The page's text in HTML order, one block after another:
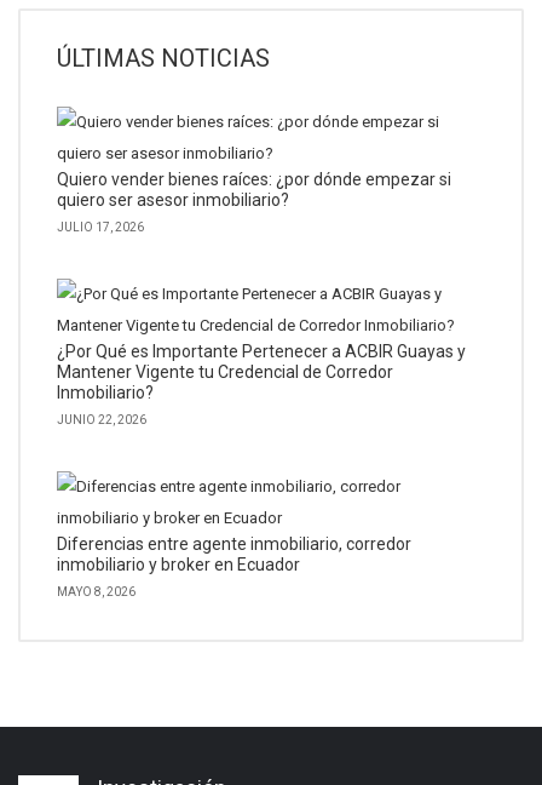
ÚLTIMAS NOTICIAS
Quiero vender bienes raíces: ¿por dónde empezar si
quiero ser asesor inmobiliario?
JULIO 17, 2026
¿Por Qué es Importante Pertenecer a ACBIR Guayas y
Mantener Vigente tu Credencial de Corredor
Inmobiliario?
JUNIO 22, 2026
Diferencias entre agente inmobiliario, corredor
inmobiliario y broker en Ecuador
MAYO 8, 2026